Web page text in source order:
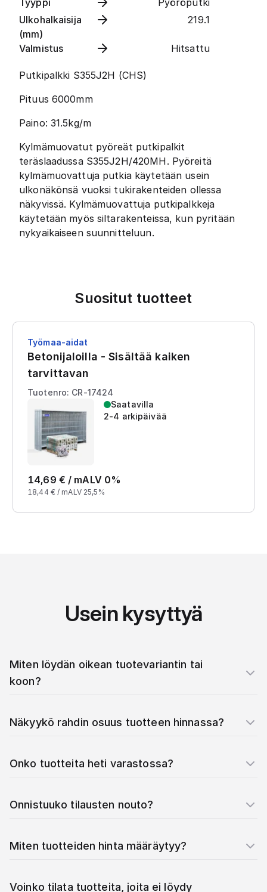
Tyyppi
Pyöröputki
Ulkohalkaisija
(mm)
219.1
Valmistus Hitsattu
Putkipalkki S355J2H (CHS)
Pituus 6000mm
Paino: 31.5kg/m
Kylmämuovatut pyöreät putkipalkit
teräslaadussa S355J2H/420MH. Pyöreitä
kylmämuovattuja putkia käytetään usein
ulkonäkönsä vuoksi tukirakenteiden ollessa
näkyvissä. Kylmämuovattuja putkipalkkeja
käytetään myös siltarakenteissa, kun pyritään
nykyaikaiseen suunnitteluun.
Suositut tuotteet
Työmaa-aidat
Betonijaloilla - Sisältää kaiken
tarvittavan
Tuotenro: CR-17424
Saatavilla
2-4 arkipäivää
14,69 € / mALV 0%
18,44 € / mALV 25,5%
Usein kysyttyä
Miten löydän oikean tuotevariantin tai
koon?
Näkyykö rahdin osuus tuotteen hinnassa?
Onko tuotteita heti varastossa?
Onnistuuko tilausten nouto?
Miten tuotteiden hinta määräytyy?
Voinko tilata tuotteita, joita ei löydy